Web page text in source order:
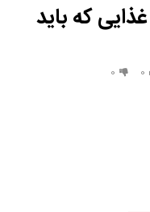
غذایی که باید
0
0